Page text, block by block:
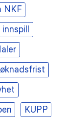
NKF
innspill
KUPP